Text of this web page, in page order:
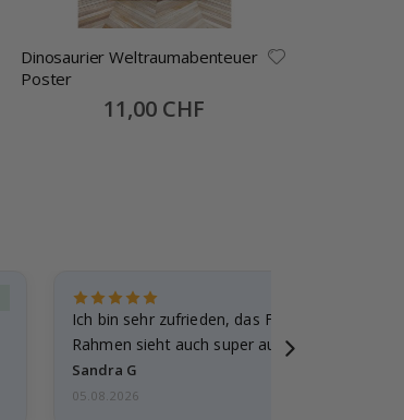
Dinosaurier Weltraumabenteuer
Poster
Special
Price
11,00 CHF
Ich bin sehr zufrieden, das Foto ist toll
Rahmen sieht auch super aus. Die Lieferung
außerdem…
Sandra G
05.08.2026